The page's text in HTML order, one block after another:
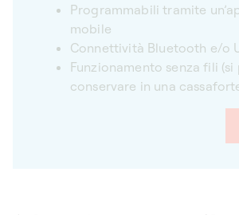
Programmabili tramite
mobile
Connettività Bluetooth e/o
Funzionamento senza fili (si
conservare in una